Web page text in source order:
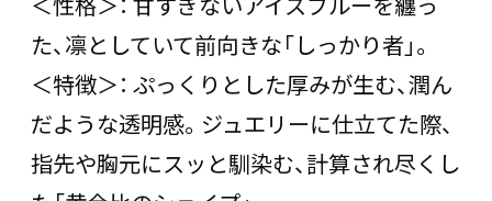
た、凛としていて前向きな「しっかり者」。
＜特徴＞： ぷっくりとした厚みが生む、潤ん
だような透明感。ジュエリーに仕立てた際、
指先や胸元にスッと馴染む、計算され尽くし